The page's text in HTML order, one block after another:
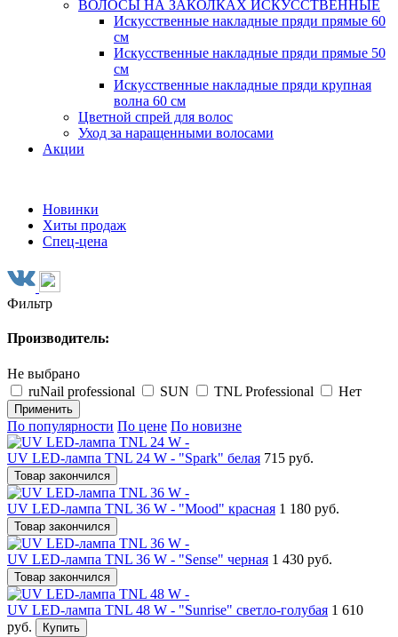
ВОЛОСЫ НА ЗАКОЛКАХ ИСКУССТВЕННЫЕ
Искусственные накладные пряди прямые 60
см
Искусственные накладные пряди прямые 50
см
Искусственные накладные пряди крупная
волна 60 см
Цветной спрей для волос
Уход за наращенными волосами
Акции
Новинки
Хиты продаж
Спец-цена
Фильтр
Производитель:
Не выбрано
ruNail рrofessional
SUN TNL Professional Нет
Применить
По популярности По цене По новизне
UV LED-лампа TNL 24 W - "Spark" белая 715 руб.
Товар закончился
UV LED-лампа TNL 36 W - "Mood" красная 1 180 руб.
Товар закончился
UV LED-лампа TNL 36 W - "Sense" черная 1 430 руб.
Товар закончился
UV LED-лампа TNL 48 W - "Sunrise" светло-голубая 1 610
руб.
Купить